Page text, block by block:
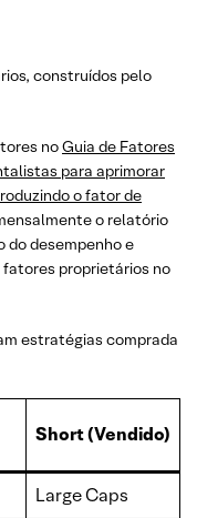
construídos pelo
noGuia de Fatores
para aprimorar
o fator de
o relatório
do desempenho e
proprietários no
estratégias comprada
Short (Vendido)
Large Caps